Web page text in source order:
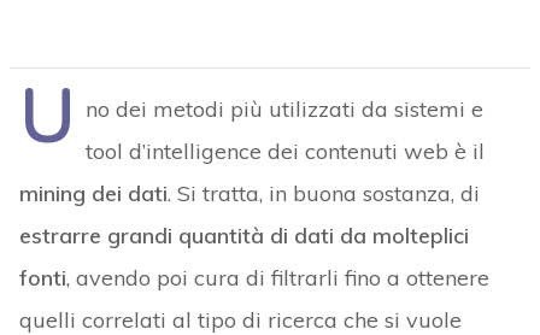
U
no dei metodi più utilizzati da sistemi e
tool d’intelligence dei contenuti web è il
mining dei dati. Si tratta, in buona sostanza, di
estrarre grandi quantità di dati da molteplici
fonti, avendo poi cura di filtrarli fino a ottenere
quelli correlati al tipo di ricerca che si vuole